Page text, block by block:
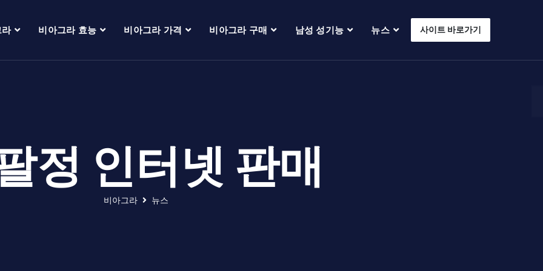
비아그라 효능 비아그라 가격 비아그라 구매 남성 성기능 뉴스 사이트 바로가기
정 인터넷 판매
비아그라 뉴스